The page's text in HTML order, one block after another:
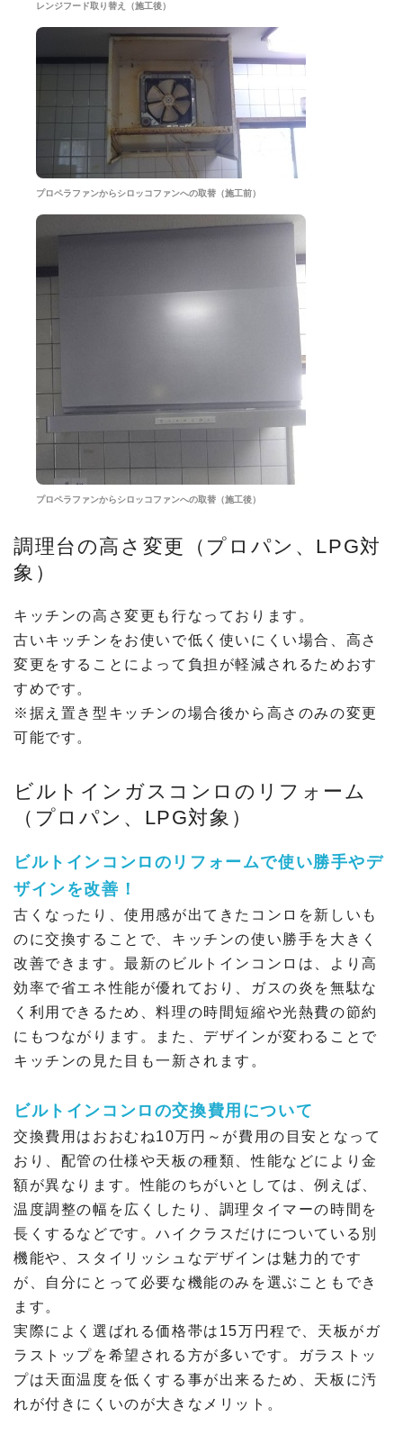
レンジフード取り替え（施工後）
プロペラファンからシロッコファンへの取替（施工前）
プロペラファンからシロッコファンへの取替（施工後）
調理台の高さ変更（プロパン、LPG対
象）
キッチンの高さ変更も行なっております。
古いキッチンをお使いで低く使いにくい場合、高さ
変更をすることによって負担が軽減されるためおす
すめです。
※据え置き型キッチンの場合後から高さのみの変更
可能です。
ビルトインガスコンロのリフォーム
（プロパン、LPG対象）
ビルトインコンロのリフォームで使い勝手やデ
ザインを改善！
古くなったり、使用感が出てきたコンロを新しいも
のに交換することで、キッチンの使い勝手を大きく
改善できます。最新のビルトインコンロは、より高
効率で省エネ性能が優れており、ガスの炎を無駄な
く利用できるため、料理の時間短縮や光熱費の節約
にもつながります。また、デザインが変わることで
キッチンの見た目も一新されます。
ビルトインコンロの交換費用について
交換費用はおおむね10万円～が費用の目安となって
おり、配管の仕様や天板の種類、性能などにより金
額が異なります。性能のちがいとしては、例えば、
温度調整の幅を広くしたり、調理タイマーの時間を
長くするなどです。ハイクラスだけについている別
機能や、スタイリッシュなデザインは魅力的です
が、自分にとって必要な機能のみを選ぶこともでき
ます。
実際によく選ばれる価格帯は15万円程で、天板がガ
ラストップを希望される方が多いです。ガラストッ
プは天面温度を低くする事が出来るため、天板に汚
れが付きにくいのが大きなメリット。